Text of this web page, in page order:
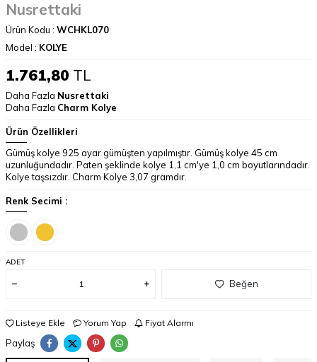
Nusrettaki
Ürün Kodu : WCHKL070
Model : KOLYE
1.761,80 TL
Daha Fazla Nusrettaki
Daha Fazla Charm Kolye
Ürün Özellikleri
Gümüş kolye 925 ayar gümüşten yapılmıştır. Gümüş kolye 45 cm
uzunluğundadır. Paten şeklinde kolye 1,1 cm'ye 1,0 cm boyutlarındadır.
Kolye taşsızdır. Charm Kolye 3,07 gramdır.
Renk Secimi :
ADET
Beğen
Listeye Ekle Yorum Yap Fiyat Alarmı
Paylaş